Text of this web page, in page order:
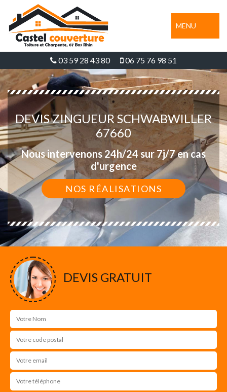
MENU
03 59 28 43 80 06 75 76 98 51
DEVIS ZINGUEUR SCHWABWILLER
67660
Nous intervenons 24h/24 sur 7j/7 en cas
d'urgence
NOS RÉALISATIONS
DEVIS GRATUIT